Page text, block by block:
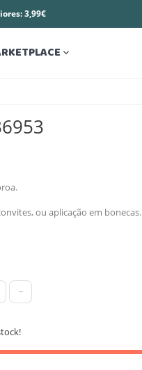
3,99€

ou aplicação em bonecas.
-